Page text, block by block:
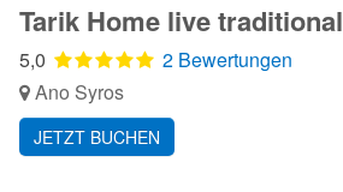
Tarik Home live traditional
5,0
2 Bewertungen
Ano Syros
JETZT BUCHEN